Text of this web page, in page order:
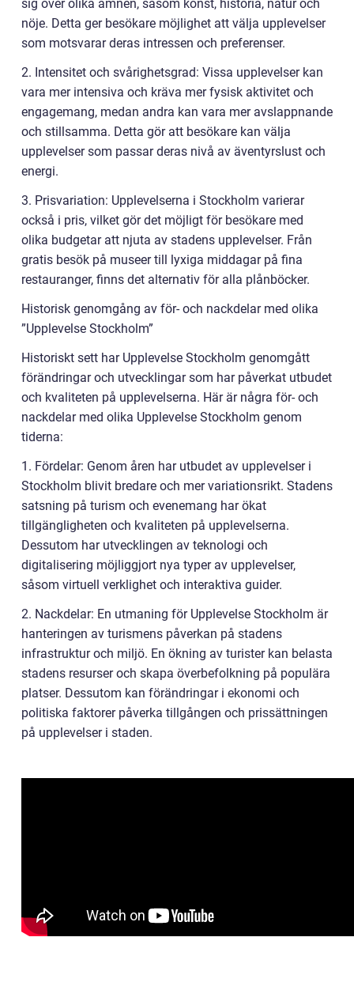
sig över olika ämnen, såsom konst, historia, natur och
nöje. Detta ger besökare möjlighet att välja upplevelser
som motsvarar deras intressen och preferenser.
2. Intensitet och svårighetsgrad: Vissa upplevelser kan
vara mer intensiva och kräva mer fysisk aktivitet och
engagemang, medan andra kan vara mer avslappnande
och stillsamma. Detta gör att besökare kan välja
upplevelser som passar deras nivå av äventyrslust och
energi.
3. Prisvariation: Upplevelserna i Stockholm varierar
också i pris, vilket gör det möjligt för besökare med
olika budgetar att njuta av stadens upplevelser. Från
gratis besök på museer till lyxiga middagar på fina
restauranger, finns det alternativ för alla plånböcker.
Historisk genomgång av för- och nackdelar med olika
”Upplevelse Stockholm”
Historiskt sett har Upplevelse Stockholm genomgått
förändringar och utvecklingar som har påverkat utbudet
och kvaliteten på upplevelserna. Här är några för- och
nackdelar med olika Upplevelse Stockholm genom
tiderna:
1. Fördelar: Genom åren har utbudet av upplevelser i
Stockholm blivit bredare och mer variationsrikt. Stadens
satsning på turism och evenemang har ökat
tillgängligheten och kvaliteten på upplevelserna.
Dessutom har utvecklingen av teknologi och
digitalisering möjliggjort nya typer av upplevelser,
såsom virtuell verklighet och interaktiva guider.
2. Nackdelar: En utmaning för Upplevelse Stockholm är
hanteringen av turismens påverkan på stadens
infrastruktur och miljö. En ökning av turister kan belasta
stadens resurser och skapa överbefolkning på populära
platser. Dessutom kan förändringar i ekonomi och
politiska faktorer påverka tillgången och prissättningen
på upplevelser i staden.